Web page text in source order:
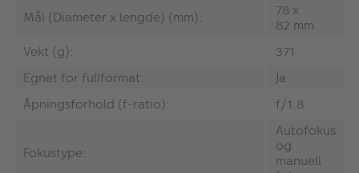
Mål (Diameter x lengde) (mm):
78 x
82 mm
Vekt (g):
371
Egnet for fullformat:
Ja
Åpningsforhold (f-ratio):
f/1.8
Fokustype:
Autofokus
og
manuell